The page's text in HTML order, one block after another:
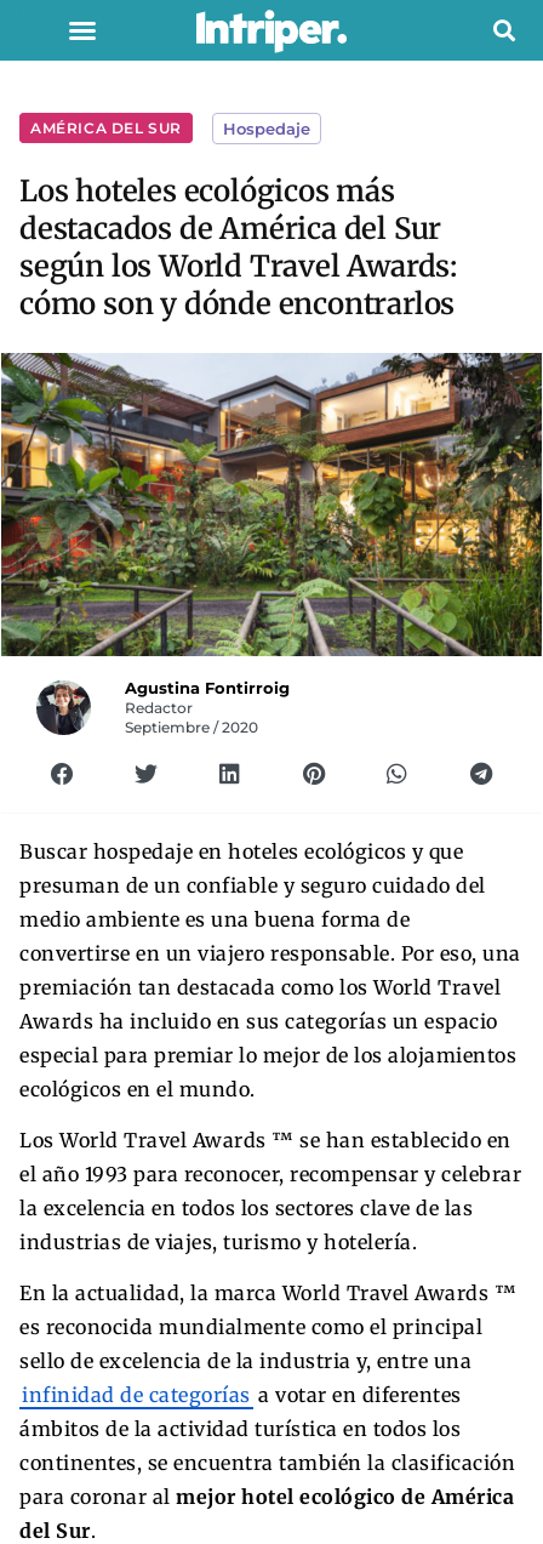
AMÉRICA DEL SUR Hospedaje
Los hoteles ecológicos más
destacados de América del Sur
según los World Travel Awards:
cómo son y dónde encontrarlos
Agustina Fontirroig
Redactor
Septiembre / 2020
Buscar hospedaje en hoteles ecológicos y que
presuman de un confiable y seguro cuidado del
medio ambiente es una buena forma de
convertirse en un viajero responsable. Por eso, una
premiación tan destacada como los World Travel
Awards ha incluido en sus categorías un espacio
especial para premiar lo mejor de los alojamientos
ecológicos en el mundo.
Los World Travel Awards ™ se han establecido en
el año 1993 para reconocer, recompensar y celebrar
la excelencia en todos los sectores clave de las
industrias de viajes, turismo y hotelería.
En la actualidad, la marca World Travel Awards ™
es reconocida mundialmente como el principal
sello de excelencia de la industria y, entre una
infinidad de categorías a votar en diferentes
ámbitos de la actividad turística en todos los
continentes, se encuentra también la clasificación
para coronar al mejor hotel ecológico de América
del Sur.